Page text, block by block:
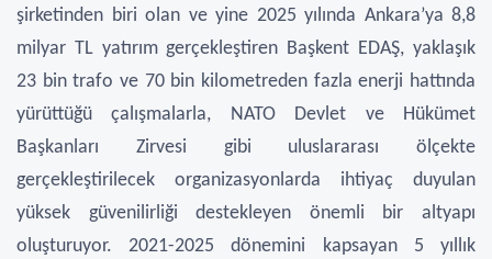
şirketinden biri olan ve yine 2025 yılında Ankara’ya 8,8
milyar TL yatırım gerçekleştiren Başkent EDAŞ, yaklaşık
23 bin trafo ve 70 bin kilometreden fazla enerji hattında
yürüttüğü çalışmalarla, NATO Devlet ve Hükümet
Başkanları Zirvesi gibi uluslararası ölçekte
gerçekleştirilecek organizasyonlarda ihtiyaç duyulan
yüksek güvenilirliği destekleyen önemli bir altyapı
oluşturuyor. 2021-2025 dönemini kapsayan 5 yıllık